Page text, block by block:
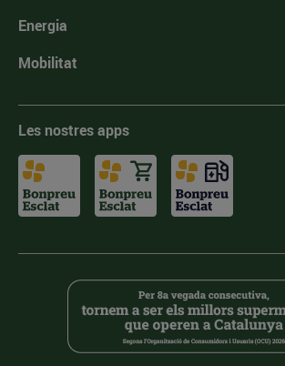
Energia
Mobilitat
Les nostres apps